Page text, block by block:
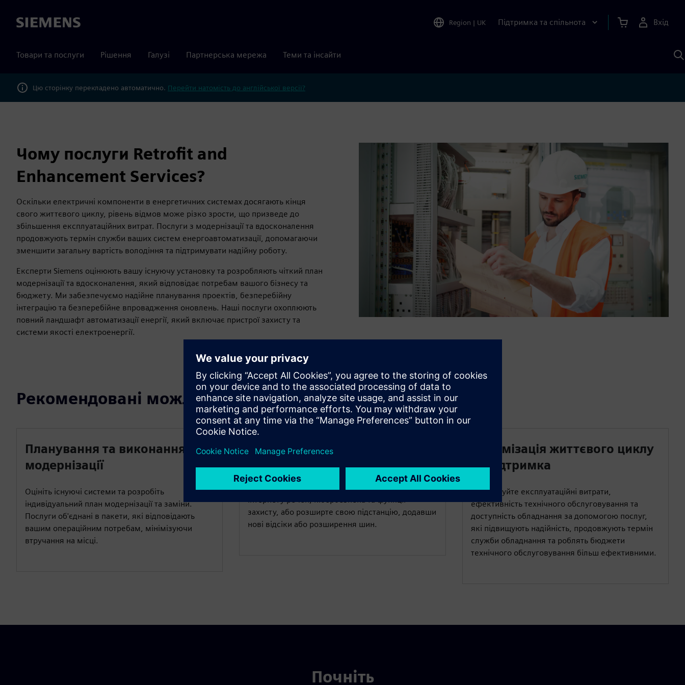
Siemens Region | UK Підтримка та спільнота Вхід
Товари та послуги Рішення Галузі Партнерська мережа Теми та інсайти
Цю сторінку перекладено автоматично. Перейти натомість до англійської версії?
Чому послуги Retrofit and
Enhancement Services?
Оскільки електричні компоненти в енергетичних системах досягають кінця
свого життєвого циклу, рівень відмов може різко зрости, що призведе до
збільшення експлуатаційних витрат. Послуги з модернізації та вдосконалення
продовжують термін служби ваших систем енергоавтоматизації, допомагаючи
зменшити загальну вартість володіння та підтримувати надійну роботу.
Експерти Siemens оцінюють вашу існуючу установку та розробляють чіткий план
модернізації та вдосконалення, який відповідає потребам вашого бізнесу та
бюджету. Ми забезпечуємо надійне планування проектів, безперебійну
інтеграцію та безперебійне впровадження оновлень. Наші послуги охоплюють
повний ландшафт автоматизації енергії, який включає пристрої захисту та
системи якості електроенергії.
Рекомендовані можливості
Планування та виконання
модернізації
Оцініть існуючі системи та розробіть
індивідуальний план модернізації та заміни.
Послуги об'єднані в пакети, які відповідають
вашим операційним потребам, мінімізуючи
втручання на місці.
Покращення функцій системи
Перейдіть до сучасних можливостей
автоматизації енергії, таких як підключення до
Інтернету речей, кібербезпека та функції
захисту, або розширте свою підстанцію, додавши
нові відсіки або розширення шин.
Оптимізація життєвого циклу
та підтримка
Оптимізуйте експлуатаційні витрати,
ефективність технічного обслуговування та
доступність обладнання за допомогою послуг,
які підвищують надійність, продовжують термін
служби обладнання та роблять бюджети
технічного обслуговування більш ефективними.
Почніть